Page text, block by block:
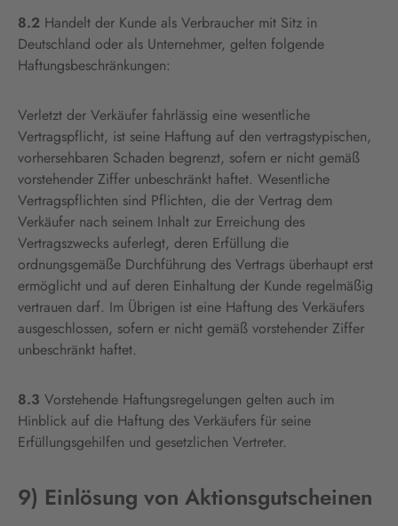
8.2 Handelt der Kunde als Verbraucher mit Sitz in
Deutschland oder als Unternehmer, gelten folgende
Haftungsbeschränkungen:
Verletzt der Verkäufer fahrlässig eine wesentliche
Vertragspflicht, ist seine Haftung auf den vertragstypischen,
vorhersehbaren Schaden begrenzt, sofern er nicht gemäß
vorstehender Ziffer unbeschränkt haftet. Wesentliche
Vertragspflichten sind Pflichten, die der Vertrag dem
Verkäufer nach seinem Inhalt zur Erreichung des
Vertragszwecks auferlegt, deren Erfüllung die
ordnungsgemäße Durchführung des Vertrags überhaupt erst
ermöglicht und auf deren Einhaltung der Kunde regelmäßig
vertrauen darf. Im Übrigen ist eine Haftung des Verkäufers
ausgeschlossen, sofern er nicht gemäß vorstehender Ziffer
unbeschränkt haftet.
8.3 Vorstehende Haftungsregelungen gelten auch im
Hinblick auf die Haftung des Verkäufers für seine
Erfüllungsgehilfen und gesetzlichen Vertreter.
9) Einlösung von Aktionsgutscheinen